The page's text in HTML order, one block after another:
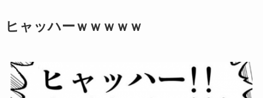
ヒャッハーｗｗｗｗｗ